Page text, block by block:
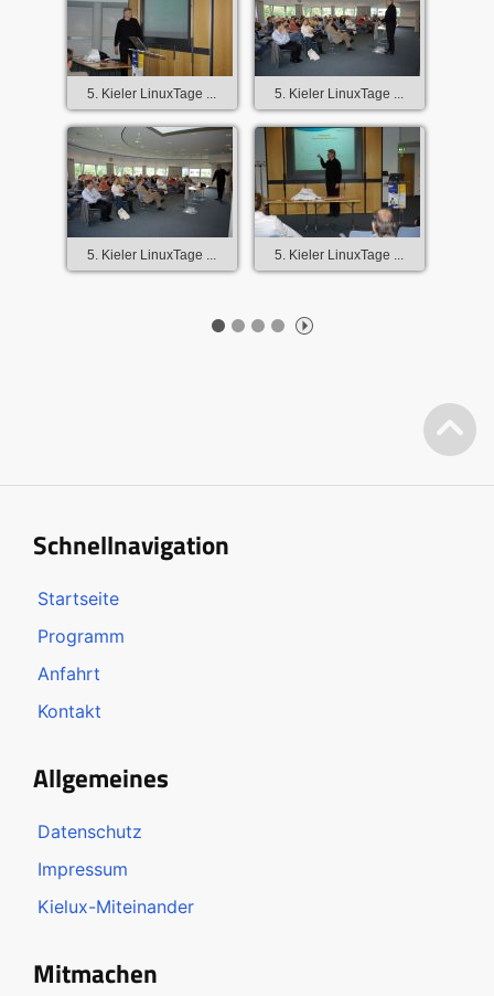
5. Kieler LinuxTage ... 5. Kieler LinuxTage ...
5. Kieler LinuxTage ... 5. Kieler LinuxTage ...
Schnellnavigation
Startseite
Programm
Anfahrt
Kontakt
Allgemeines
Datenschutz
Impressum
Kielux-Miteinander
Mitmachen